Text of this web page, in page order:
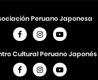
Peruano Japonesa
Cultural Peruano Japonés